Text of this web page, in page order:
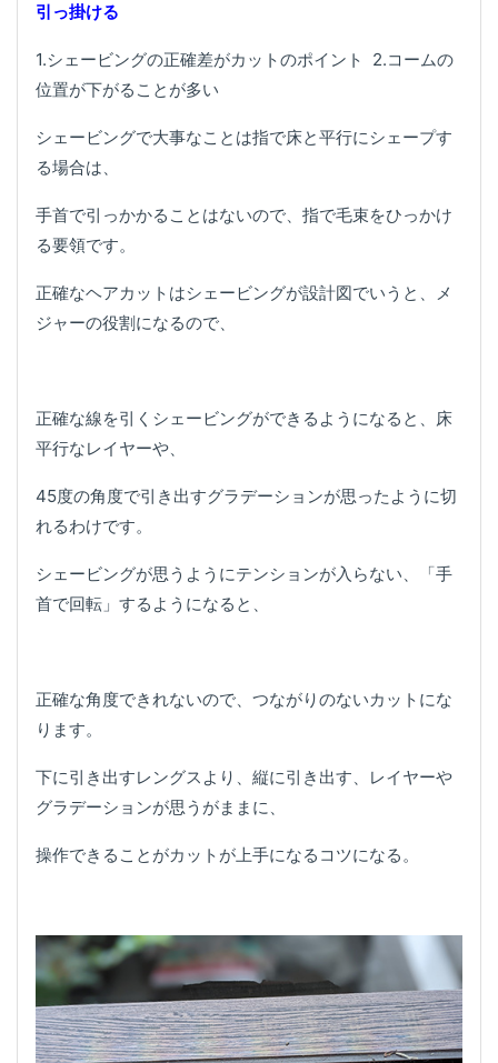
引っ掛ける
1.シェービングの正確差がカットのポイント 2.コームの
位置が下がることが多い
シェービングで大事なことは指で床と平行にシェープす
る場合は、
手首で引っかかることはないので、指で毛束をひっかけ
る要領です。
正確なヘアカットはシェービングが設計図でいうと、メ
ジャーの役割になるので、
正確な線を引くシェービングができるようになると、床
平行なレイヤーや、
45度の角度で引き出すグラデーションが思ったように切
れるわけです。
シェービングが思うようにテンションが入らない、「手
首で回転」するようになると、
正確な角度できれないので、つながりのないカットにな
ります。
下に引き出すレングスより、縦に引き出す、レイヤーや
グラデーションが思うがままに、
操作できることがカットが上手になるコツになる。